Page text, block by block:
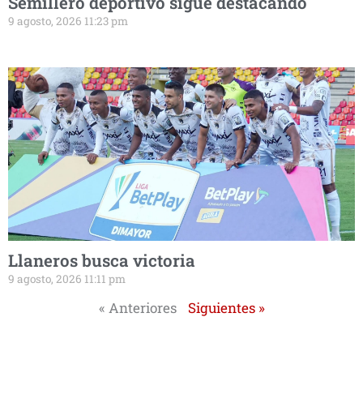
9 agosto, 2026 11:23 pm
Llaneros busca victoria
9 agosto, 2026 11:11 pm
« Anteriores Siguientes »